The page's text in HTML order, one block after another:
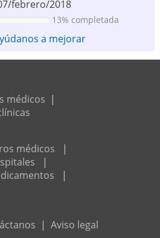
febrero/2018
13% completada
a mejorar
médicos |
médicos
|
|
|
| Aviso legal